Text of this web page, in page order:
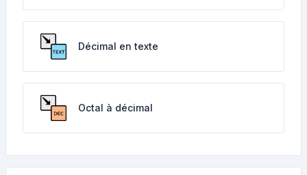
Décimal en texte
Octal à décimal